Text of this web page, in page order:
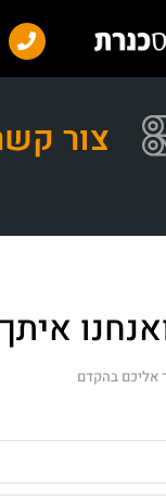
צור
איתך
אליכם בהקדם